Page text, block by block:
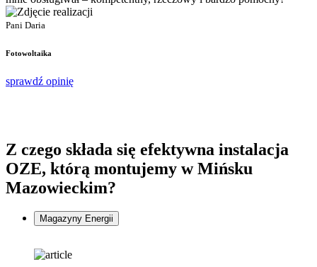
Pani Daria
Fotowoltaika
sprawdź opinię
Z czego składa się efektywna instalacja
OZE, którą montujemy w Mińsku
Mazowieckim?
Magazyny Energii